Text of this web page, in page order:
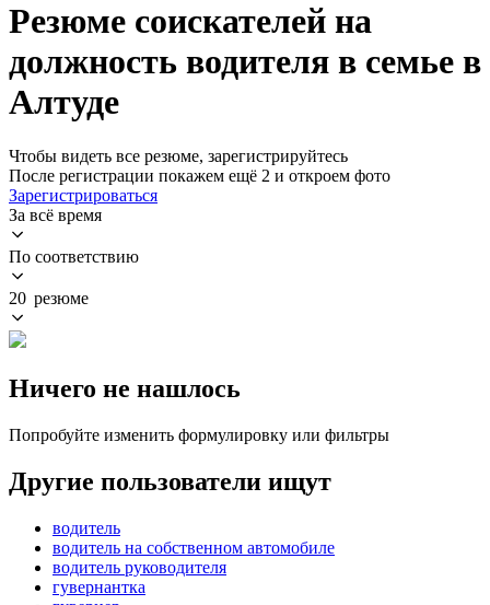
Резюме соискателей на
должность водителя в семье в
Алтуде
Чтобы видеть все резюме, зарегистрируйтесь
После регистрации покажем ещё 2 и откроем фото
Зарегистрироваться
За всё время
По соответствию
20 резюме
Ничего не нашлось
Попробуйте изменить формулировку или фильтры
Другие пользователи ищут
водитель
водитель на собственном автомобиле
водитель руководителя
гувернантка